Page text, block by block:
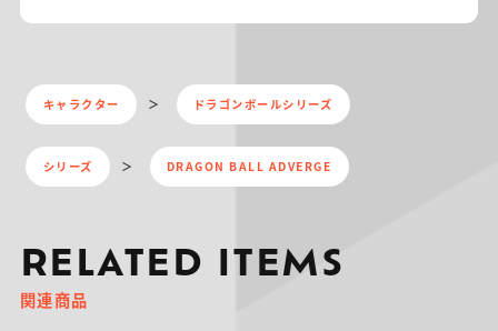
キャラクター ドラゴンボールシリーズ
シリーズ DRAGON BALL ADVERGE
RELATED ITEMS
関連商品